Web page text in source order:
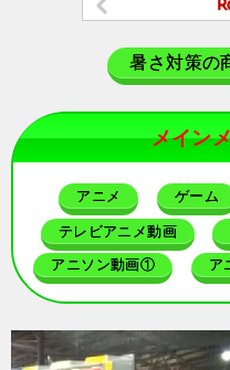
暑さ対策の
メイン
アニメ ゲーム
テレビアニメ動画
アニソン動画① ア